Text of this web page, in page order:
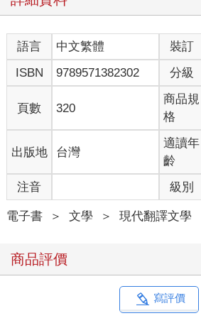
語言 中文繁體
裝訂
ISBN
9789571382302 分級
頁數 320
商品規
格
出版地 台灣
適讀年
齡
注音 級別
電子書 ＞ 文學 ＞ 現代翻譯文學
商品評價
寫評價